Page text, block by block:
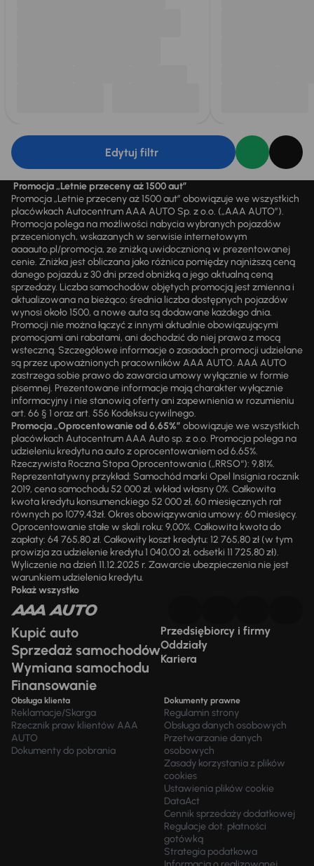
Edytuj filtr
Promocja „Letnie przeceny aż 1500 aut”
Promocja „Letnie przeceny aż 1500 aut” obowiązuje we wszystkich
placówkach Autocentrum AAA AUTO Sp. z o.o. („AAA AUTO”).
Promocja polega na możliwości nabycia wybranych pojazdów
przecenionych, wskazanych w serwisie internetowym
aaaauto.pl/promocja, ze zniżką uwidocznioną w prezentowanej
cenie. Zniżka jest obliczana jako różnica pomiędzy najniższą ceną
danego pojazdu z 30 dni przed obniżką a jego aktualną ceną
sprzedaży. Liczba samochodów objętych promocją jest zmienna i
aktualizowana na bieżąco; średnia liczba dostępnych pojazdów
wynosi około 1500, a nowe auta są dodawane każdego dnia.
Promocji nie można łączyć z innymi aktualnie obowiązującymi
promocjami ani rabatami, ani dochodzić do niej prawa z mocą
wsteczną. Szczegółowe informacje o zasadach promocji udzielane
są przez upoważnionych pracowników AAA AUTO. AAA AUTO
zastrzega sobie prawo do zawarcia umowy wyłącznie w formie
pisemnej. Prezentowane informacje mają charakter wyłącznie
informacyjny i nie stanowią oferty ani zapewnienia w rozumieniu
art. 66 § 1 oraz art. 556 Kodeksu cywilnego.
Promocja „Oprocentowanie od 6,65%” obowiązuje we wszystkich
placówkach Autocentrum AAA Auto sp. z o.o. Promocja polega na
udzieleniu kredytu na auto z oprocentowaniem od 6,65%.
Rzeczywista Roczna Stopa Oprocentowania („RRSO“): 9,81%.
Reprezentatywny przykład: Samochód marki Opel Insignia rocznik
2019, cena samochodu 52 000 zł, wkład własny 0%. Całkowita
kwota kredytu konsumenckiego 52 000 zł, 60 miesięcznych rat
równych po 1079,43zł. Okres obowiązywania umowy: 60 miesięcy.
Oprocentowanie stałe w skali roku: 9,00%. Całkowita kwota do
zapłaty: 64 765,80 zł. Całkowity koszt kredytu: 12 765,80 zł (w tym
prowizja za udzielenie kredytu 1 040,00 zł, odsetki 11 725,80 zł).
Wyliczenie na dzień 11.12.2025 r. Zawarcie ubezpieczenia nie jest
warunkiem udzielenia kredytu.
Pokaż wszystko
Kupić auto
Sprzedaż samochodów
Wymiana samochodu
Finansowanie
Przedsiębiorcy i firmy
Oddziały
Kariera
Obsługa klienta
Reklamacje/Skarga
Rzecznik praw klientów AAA
AUTO
Dokumenty do pobrania
Dokumenty prawne
Regulamin strony
Obsługa danych osobowych
Przetwarzanie danych
osobowych
Zasady korzystania z plików
cookies
Ustawienia plików cookie
DataAct
Cennik sprzedaży dodatkowej
Regulacje dot. płatności
gotówką
Strategia podatkowa